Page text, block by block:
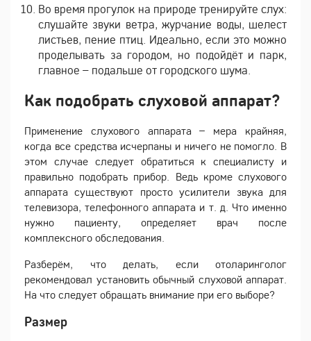
Во время прогулок на природе тренируйте слух:
слушайте звуки ветра, журчание воды, шелест
листьев, пение птиц. Идеально, если это можно
проделывать за городом, но подойдёт и парк,
главное – подальше от городского шума.
Как подобрать слуховой аппарат?
Применение слухового аппарата – мера крайняя,
когда все средства исчерпаны и ничего не помогло. В
этом случае следует обратиться к специалисту и
правильно подобрать прибор. Ведь кроме слухового
аппарата существуют просто усилители звука для
телевизора, телефонного аппарата и т. д. Что именно
нужно пациенту, определяет врач после
комплексного обследования.
Разберём, что делать, если отоларинголог
рекомендовал установить обычный слуховой аппарат.
На что следует обращать внимание при его выборе?
Размер